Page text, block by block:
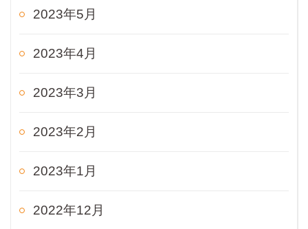
2023年5月
2023年4月
2023年3月
2023年2月
2023年1月
2022年12月